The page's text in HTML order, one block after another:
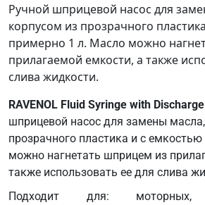
Ручной шприцевой насос для
корпусом из прозрачного
примерно 1 л. Масло можно
прилагаемой емкости, а также
слива жидкости.
RAVENOL Fluid Syringe with Discharge
шприцевой насос для замены
прозрачного пластика и с
можно нагнетать шприцем из
также использовать ее для слива
Подходит для: моторных,